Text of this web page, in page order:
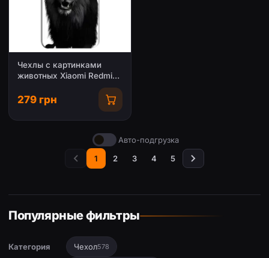
Чехлы с картинками
животных Xiaomi Redmi
279 грн
Авто-подгрузка
1
2 3 4 5
Популярные фильтры
Категория Чехол578